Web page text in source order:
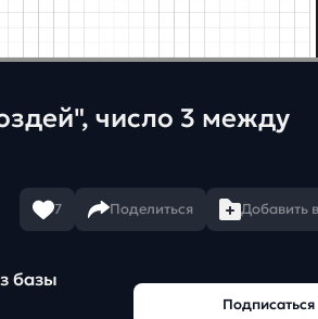
число 3 между
7 Поделиться Добавить
базы
Подписаться